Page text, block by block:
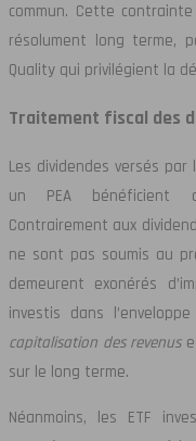
commun. Cette
résolument long terme,
Quality qui privilégient la
Traitement fiscal des
Les dividendes versés par
un PEA bénéficient
Contrairement aux
ne sont pas soumis au
demeurent exonérés
investis dans
capitalisation des revenus
sur le long terme.
Néanmoins, les ETF